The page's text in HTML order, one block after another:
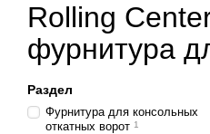
Rolling
фурнитура
Раздел
Фурнитура для консольных
откатных ворот 1